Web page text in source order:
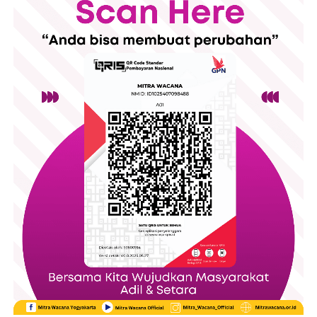
Dalam ayat tersebut di atas jelas bahwa Allah menjamin
rezeki setiap manusia, dilebihkan dari makhluq yang lain, ini
belikan seperti halnya makhluq lain. Lalu bagaimana hukum
menjual manusia ? Ulama bersepakat hukumnya haram,
karena kegiatan jual beli manusia ini, merendahkan martabat
manusia, menyamakannya dengan barang, menjadikannya
obyek dengan menafikan hak-haknya dan pelakunya berdosa.
Dari Abu Hurairah Radhiallahu ‘anhu dari Nabi Salallahu alaihi
wa salam bersabda: Allah Ta’ala berfirman: ” Tiga golongan
yang aku adalah sengketa mereka dihari Qiamat; seorang
yang bersumpah atas nama-Ku lalu ia tidak menepatinya, dan
seseorang yang menjual manusia merdeka dan memakan
harganya, dan seseorang yang menyewa tenaga seorang
pekerja kemudian ia selesaikan pekerjaan itu akan tetapi tidak
membayar upahnya. Ibnu Najim berkata dalam Kitab Al
Asybah wa Nadzoir pada qaidah yang ketujuh: ” Orang
amour propredari Jean-Jacques Rousseau. Menurut
Rousseau, manusia memiliki dua cara dalam mencintai dan
memandang diri sendiri. Pertama,amour de soi, yaitu cinta
diri yang lahir dari kebutuhan alami untuk hidup, berkembang,
dan merasa cukup dengan diri sendiri. Dalam keadaan ini,
seseorang mengembangkan diri karena hal tersebut memang
bermanfaat bagi dirinya. Ia belajar untuk memahami sesuatu,
bekerja demi kehidupan yang lebih baik, dan merasakan
kepuasan yang berasal dari proses bertumbuh, bukan dari
pujian atau pengakuan orang lain.
Sebaliknya, amour propremuncul ketika kita mulai menilai diri
sendiri melalui pandangan orang lain. Rousseau tidak
menganggap kebutuhan akan pengakuan sosial sebagai
sesuatu yang sepenuhnya bersifat buruk. Sebagai makhluk
sosial, wajar bagi manusia untuk memiliki keinginan akan
penghargaan dari sesamanya. Namun, kebahagiaan dan citra
diri menjadi rapuh apabila keduanya senantiasa bergantung
pada pengakuan orang lain.